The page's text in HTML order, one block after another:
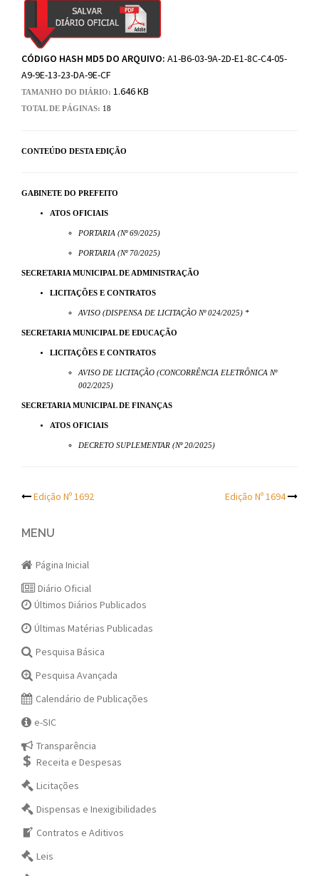
CÓDIGO HASH MD5 DO ARQUIVO: A1-B6-03-9A-2D-E1-8C-C4-05-
A9-9E-13-23-DA-9E-CF
TAMANHO DO DIÁRIO: 1.646 KB
TOTAL DE PÁGINAS: 18
CONTEÚDO DESTA EDIÇÃO
GABINETE DO PREFEITO
ATOS OFICIAIS
PORTARIA (Nº 69/2025)
PORTARIA (Nº 70/2025)
SECRETARIA MUNICIPAL DE ADMINISTRAÇÃO
LICITAÇÕES E CONTRATOS
AVISO (DISPENSA DE LICITAÇÃO Nº 024/2025) *
SECRETARIA MUNICIPAL DE EDUCAÇÃO
LICITAÇÕES E CONTRATOS
AVISO DE LICITAÇÃO (CONCORRÊNCIA ELETRÔNICA Nº
002/2025)
SECRETARIA MUNICIPAL DE FINANÇAS
ATOS OFICIAIS
DECRETO SUPLEMENTAR (Nº 20/2025)
Post
navigation
Edição Nº 1692 Edição Nº 1694
MENU
Página Inicial
Diário Oficial
Últimos Diários Publicados
Últimas Matérias Publicadas
Pesquisa Básica
Pesquisa Avançada
Calendário de Publicações
e-SIC
Transparência
Receita e Despesas
Licitações
Dispensas e Inexigibilidades
Contratos e Aditivos
Leis